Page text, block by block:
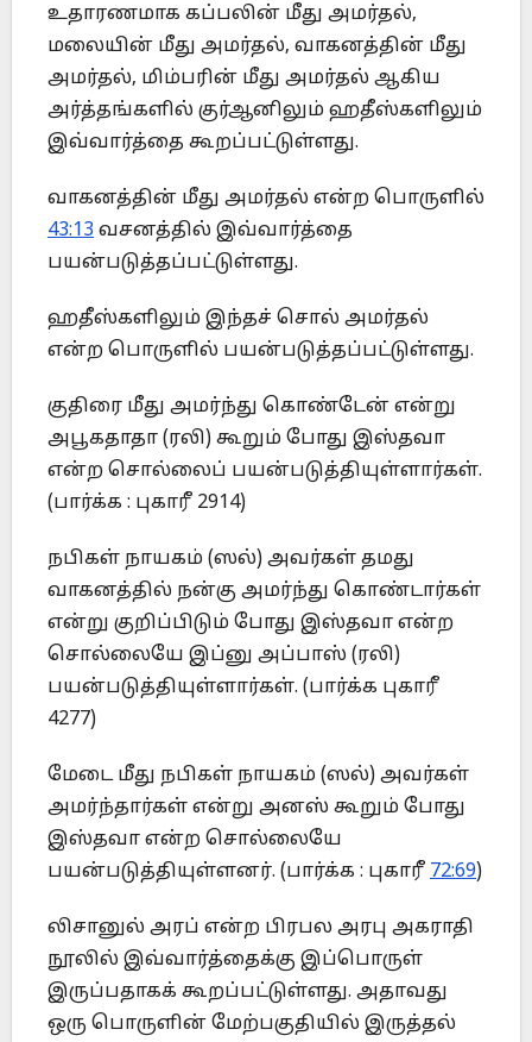
உதாரணமாக கப்பலின் மீது அமர்தல்,
மலையின் மீது அமர்தல், வாகனத்தின் மீது
அமர்தல், மிம்பரின் மீது அமர்தல் ஆகிய
அர்த்தங்களில் குர்ஆனிலும் ஹதீஸ்களிலும்
இவ்வார்த்தை கூறப்பட்டுள்ளது.
வாகனத்தின் மீது அமர்தல் என்ற பொருளில்
43:13 வசனத்தில் இவ்வார்த்தை
பயன்படுத்தப்பட்டுள்ளது.
ஹதீஸ்களிலும் இந்தச் சொல் அமர்தல்
என்ற பொருளில் பயன்படுத்தப்பட்டுள்ளது.
குதிரை மீது அமர்ந்து கொண்டேன் என்று
அபூகதாதா (ரலி) கூறும் போது இஸ்தவா
என்ற சொல்லைப் பயன்படுத்தியுள்ளார்கள்.
(பார்க்க : புகாரீ 2914)
நபிகள் நாயகம் (ஸல்) அவர்கள் தமது
வாகனத்தில் நன்கு அமர்ந்து கொண்டார்கள்
என்று குறிப்பிடும் போது இஸ்தவா என்ற
சொல்லையே இப்னு அப்பாஸ் (ரலி)
பயன்படுத்தியுள்ளார்கள். (பார்க்க புகாரீ
4277)
மேடை மீது நபிகள் நாயகம் (ஸல்) அவர்கள்
அமர்ந்தார்கள் என்று அனஸ் கூறும் போது
இஸ்தவா என்ற சொல்லையே
பயன்படுத்தியுள்ளனர். (பார்க்க : புகாரீ 72:69)
லிசானுல் அரப் என்ற பிரபல அரபு அகராதி
நூலில் இவ்வார்த்தைக்கு இப்பொருள்
இருப்பதாகக் கூறப்பட்டுள்ளது. அதாவது
ஒரு பொருளின் மேற்பகுதியில் இருத்தல்